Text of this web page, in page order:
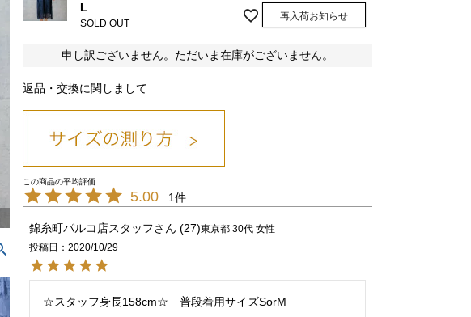
L
SOLD OUT
再入荷お知らせ
申し訳ございません。ただいま在庫がございません。
返品・交換に関しまして
5.00 1
錦糸町パルコ店スタッフ 27 東京都 30代 女性
投稿日
2020/10/29
☆スタッフ身長158cm☆　普段着用サイズSorM